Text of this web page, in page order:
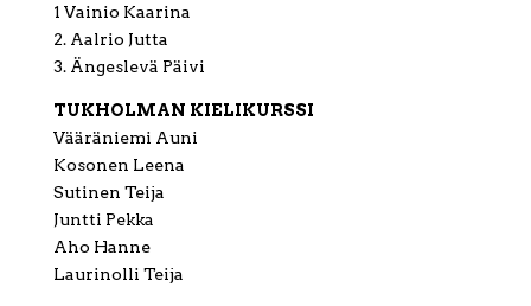
1 Vainio Kaarina
2. Aalrio Jutta
3. Ängeslevä Päivi
TUKHOLMAN KIELIKURSSI
Vääräniemi Auni
Kosonen Leena
Sutinen Teija
Juntti Pekka
Aho Hanne
Laurinolli Teija